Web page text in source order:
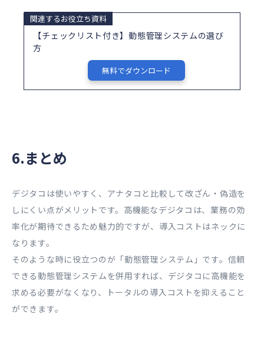
関連するお役立ち資料
【チェックリスト付き】動態管理システムの選び
方
無料でダウンロード
6.まとめ
デジタコは使いやすく、アナタコと比較して改ざん・偽造を
しにくい点がメリットです。高機能なデジタコは、業務の効
率化が期待できるため魅力的ですが、導入コストはネックに
なります。
そのような時に役立つのが「動態管理システム」です。信頼
できる動態管理システムを併用すれば、デジタコに高機能を
求める必要がなくなり、トータルの導入コストを抑えること
ができます。